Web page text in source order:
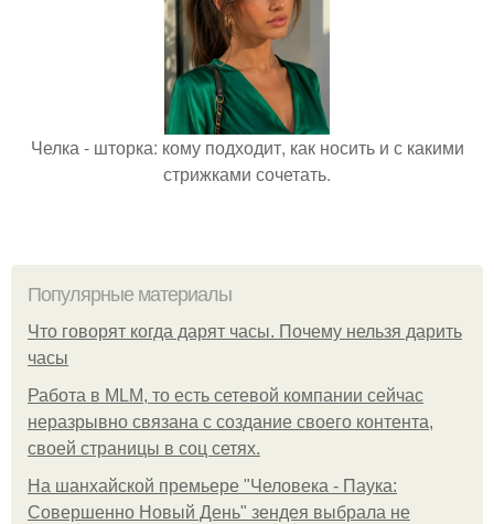
Челка - шторка: кому подходит, как носить и с какими
стрижками сочетать.
Популярные материалы
Что говорят когда дарят часы. Почему нельзя дарить
часы
Работа в MLM, то есть сетевой компании сейчас
неразрывно связана с создание своего контента,
своей страницы в соц сетях.
На шанхайской премьере "Человека - Паука:
Совершенно Новый День" зендея выбрала не